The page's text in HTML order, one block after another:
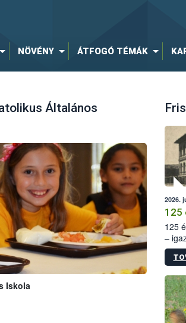
NÖVÉNY ÁTFOGÓ TÉMÁK
Általános
Iskola
2026.
125
125
–
15.